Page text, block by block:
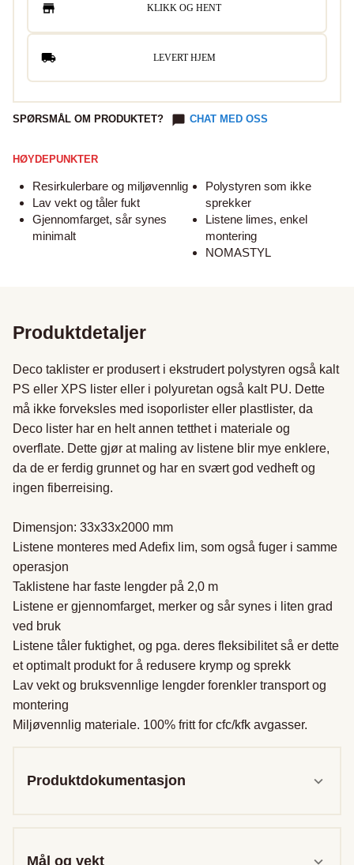
KLIKK OG HENT
LEVERT HJEM
SPØRSMÅL OM PRODUKTET? CHAT MED OSS
HØYDEPUNKTER
Resirkulerbare og miljøvennlig
Lav vekt og tåler fukt
Gjennomfarget, sår synes
minimalt
Polystyren som ikke
sprekker
Listene limes, enkel
montering
NOMASTYL
Produktdetaljer
Deco taklister er produsert i ekstrudert polystyren også kalt
PS eller XPS lister eller i polyuretan også kalt PU. Dette
må ikke forveksles med isoporlister eller plastlister, da
Deco lister har en helt annen tetthet i materiale og
overflate. Dette gjør at maling av listene blir mye enklere,
da de er ferdig grunnet og har en svært god vedheft og
ingen fiberreising.
Dimensjon: 33x33x2000 mm
Listene monteres med Adefix lim, som også fuger i samme
operasjon
Taklistene har faste lengder på 2,0 m
Listene er gjennomfarget, merker og sår synes i liten grad
ved bruk
Listene tåler fuktighet, og pga. deres fleksibilitet så er dette
et optimalt produkt for å redusere krymp og sprekk
Lav vekt og bruksvennlige lengder forenkler transport og
montering
Miljøvennlig materiale. 100% fritt for cfc/kfk avgasser.
Produktdokumentasjon
Mål og vekt